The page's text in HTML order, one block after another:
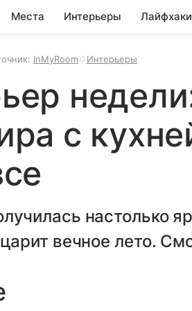
Места Интерьеры Лайфхаки
InMyRoom Интерьеры
с
настолько
вечное лето.